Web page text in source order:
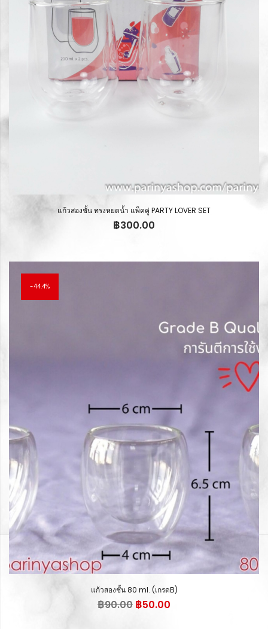
แก้วสองชั้น ทรงหยดน้ำ แพ็คคู่ PARTY LOVER SET
฿300.00
44.4%
แก้วสองชั้น 80 ml. (เกรดB)
฿90.00 Original
฿50.00